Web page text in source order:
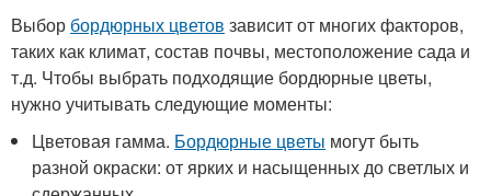
Выбор бордюрных цветов зависит от многих факторов,
таких как климат, состав почвы, местоположение сада и
т.д. Чтобы выбрать подходящие бордюрные цветы,
нужно учитывать следующие моменты:
Цветовая гамма. Бордюрные цветы могут быть
разной окраски: от ярких и насыщенных до светлых и